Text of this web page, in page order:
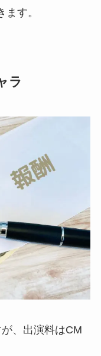
す。
ラ
、出演料はCM